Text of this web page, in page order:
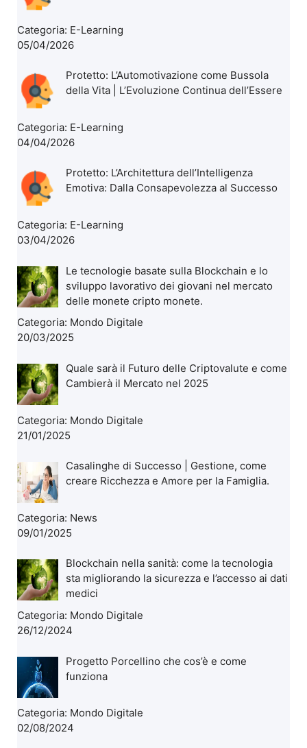
Categoria: E-Learning
05/04/2026
Protetto: L’Automotivazione come Bussola
della Vita | L’Evoluzione Continua dell’Essere
Categoria: E-Learning
04/04/2026
Protetto: L’Architettura dell’Intelligenza
Emotiva: Dalla Consapevolezza al Successo
Categoria: E-Learning
03/04/2026
Le tecnologie basate sulla Blockchain e lo
sviluppo lavorativo dei giovani nel mercato
delle monete cripto monete.
Categoria: Mondo Digitale
20/03/2025
Quale sarà il Futuro delle Criptovalute e come
Cambierà il Mercato nel 2025
Categoria: Mondo Digitale
21/01/2025
Casalinghe di Successo | Gestione, come
creare Ricchezza e Amore per la Famiglia.
Categoria: News
09/01/2025
Blockchain nella sanità: come la tecnologia
sta migliorando la sicurezza e l’accesso ai dati
medici
Categoria: Mondo Digitale
26/12/2024
Progetto Porcellino che cos’è e come
funziona
Categoria: Mondo Digitale
02/08/2024